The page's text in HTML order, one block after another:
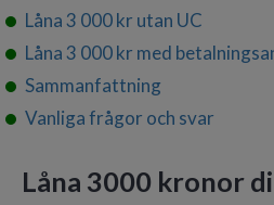
Låna 3 000 kr utan UC
Låna 3 000 kr med
Sammanfattning
Vanliga frågor och svar
Låna 3000 kronor